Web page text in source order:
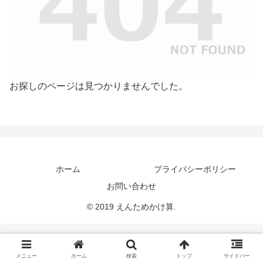
お探しのページは見つかりませんでした。
ホーム
プライバシーポリシー
お問い合わせ
© 2019 えんためかけ算.
メニュー ホーム 検索 トップ サイドバー